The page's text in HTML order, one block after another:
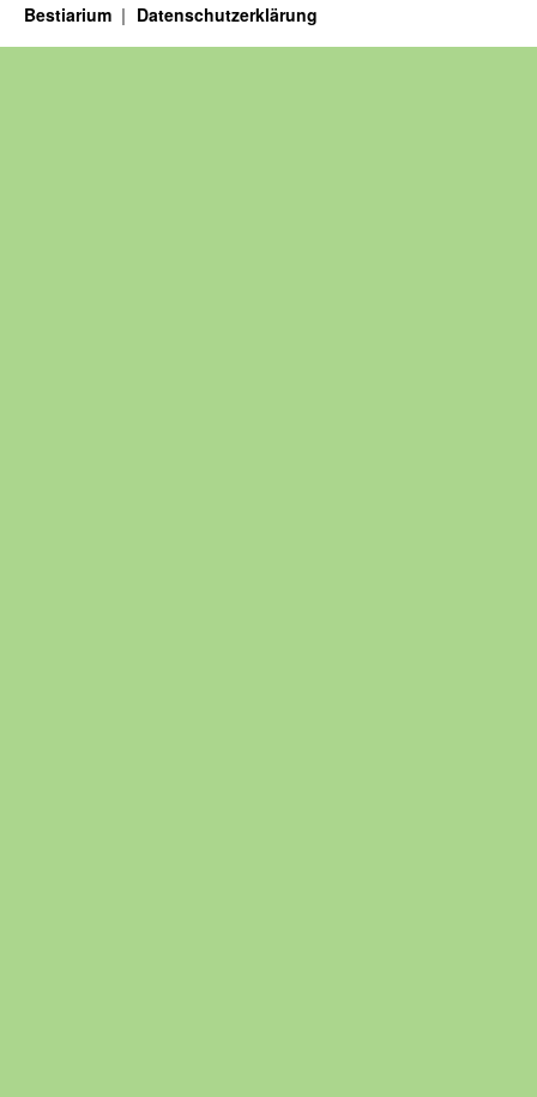
Bestiarium Datenschutzerklärung